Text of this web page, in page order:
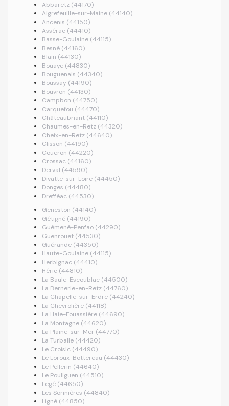
Abbaretz (44170)
Aigrefeuille-sur-Maine (44140)
Ancenis (44150)
Assérac (44410)
Basse-Goulaine (44115)
Besné (44160)
Blain (44130)
Bouaye (44830)
Bouguenais (44340)
Boussay (44190)
Bouvron (44130)
Campbon (44750)
Carquefou (44470)
Châteaubriant (44110)
Chaumes-en-Retz (44320)
Cheix-en-Retz (44640)
Clisson (44190)
Couëron (44220)
Crossac (44160)
Derval (44590)
Divatte-sur-Loire (44450)
Donges (44480)
Drefféac (44530)
Geneston (44140)
Gétigné (44190)
Guémené-Penfao (44290)
Guenrouet (44530)
Guérande (44350)
Haute-Goulaine (44115)
Herbignac (44410)
Héric (44810)
La Baule-Escoublac (44500)
La Bernerie-en-Retz (44760)
La Chapelle-sur-Erdre (44240)
La Chevrolière (44118)
La Haie-Fouassière (44690)
La Montagne (44620)
La Plaine-sur-Mer (44770)
La Turballe (44420)
Le Croisic (44490)
Le Loroux-Bottereau (44430)
Le Pellerin (44640)
Le Pouliguen (44510)
Legé (44650)
Les Sorinières (44840)
Ligné (44850)